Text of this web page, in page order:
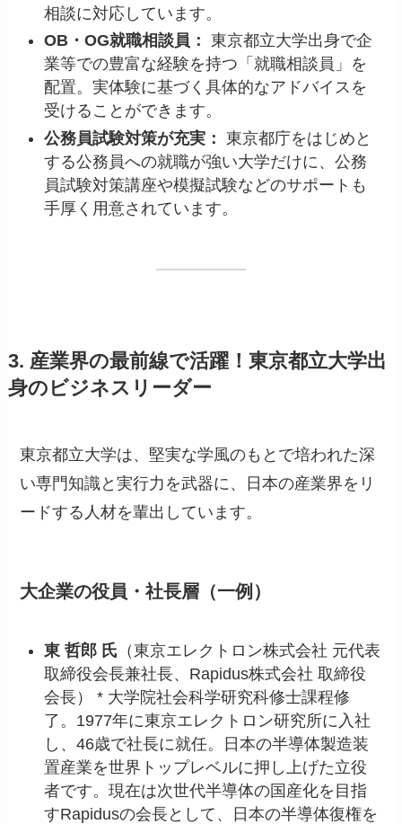
相談に対応しています。
OB・OG就職相談員： 東京都立大学出身で企
業等での豊富な経験を持つ「就職相談員」を
配置。実体験に基づく具体的なアドバイスを
受けることができます。
公務員試験対策が充実： 東京都庁をはじめと
する公務員への就職が強い大学だけに、公務
員試験対策講座や模擬試験などのサポートも
手厚く用意されています。
3. 産業界の最前線で活躍！東京都立大学出
身のビジネスリーダー
東京都立大学は、堅実な学風のもとで培われた深
い専門知識と実行力を武器に、日本の産業界をリ
ードする人材を輩出しています。
大企業の役員・社長層（一例）
東 哲郎 氏 （東京エレクトロン株式会社 元代表
取締役会長兼社長、Rapidus株式会社 取締役
会長） * 大学院社会科学研究科修士課程修
了。1977年に東京エレクトロン研究所に入社
し、46歳で社長に就任。日本の半導体製造装
置産業を世界トップレベルに押し上げた立役
者です。現在は次世代半導体の国産化を目指
すRapidusの会長として、日本の半導体復権を